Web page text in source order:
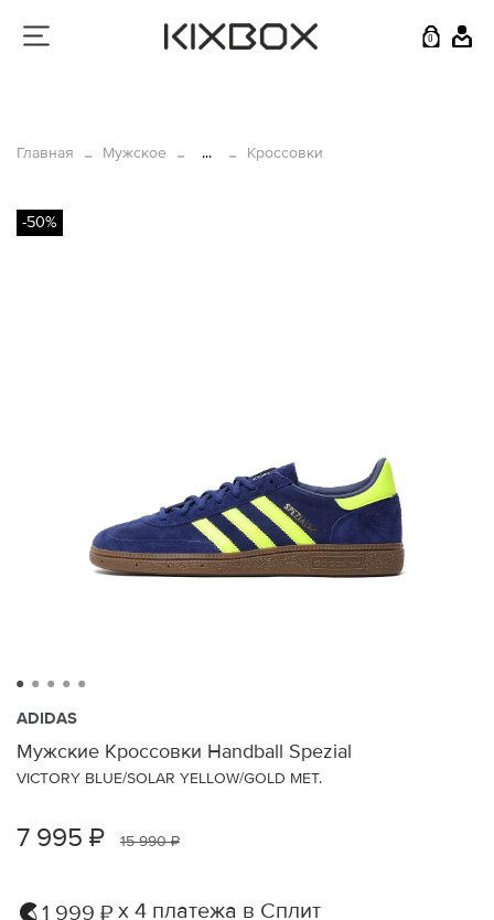
0
Главная Мужское ... Кроссовки
-50%
ADIDAS
Мужские Кроссовки Handball Spezial
VICTORY BLUE/SOLAR YELLOW/GOLD MET.
7 995 ₽ 15 990 ₽
1 999 ₽ х 4 платежа в Сплит